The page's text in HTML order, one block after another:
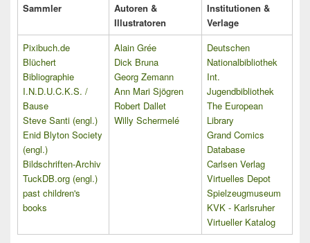
Sammler
Autoren &
Illustratoren
Institutionen &
Verlage
Pixibuch.de
Blüchert
Bibliographie
I.N.D.U.C.K.S. /
Bause
Steve Santi (engl.)
Enid Blyton Society
(engl.)
Bildschriften-Archiv
TuckDB.org (engl.)
past children's
books
Alain Grée
Dick Bruna
Georg Zemann
Ann Mari Sjögren
Robert Dallet
Willy Schermelé
Deutschen
Nationalbibliothek
Int.
Jugendbibliothek
The European
Library
Grand Comics
Database
Carlsen Verlag
Virtuelles Depot
Spielzeugmuseum
KVK - Karlsruher
Virtueller Katalog